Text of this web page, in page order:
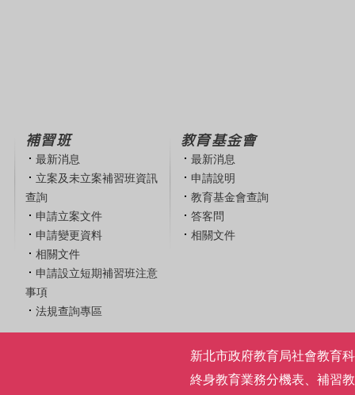
補習班
最新消息
立案及未立案補習班資訊
查詢
申請立案文件
申請變更資料
相關文件
申請設立短期補習班注意
事項
法規查詢專區
教育基金會
最新消息
申請說明
教育基金會查詢
答客問
相關文件
新北市政府教育局社會教育
終身教育業務分機表
補習